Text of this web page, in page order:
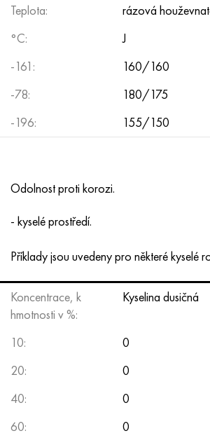
Teplota:
rázová
°C:
J
-161:
160/160
-78:
180/175
-196:
155/150
Odolnost proti korozi.
- kyselé prostředí.
Příklady jsou uvedeny pro některé kyselé
Koncentrace, k
hmotnosti v %:
Kyselina dusičná
10:
0
20:
0
40:
0
60:
0